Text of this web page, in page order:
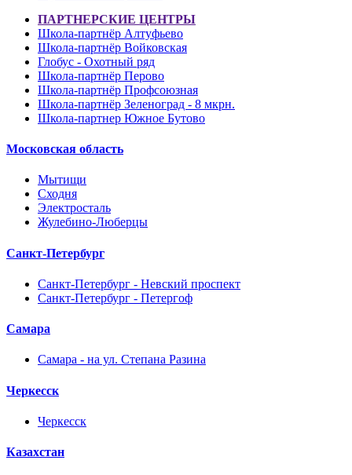
ПАРТНЕРСКИЕ ЦЕНТРЫ
Школа-партнёр Алтуфьево
Школа-партнёр Войковская
Глобус - Охотный ряд
Школа-партнёр Перово
Школа-партнёр Профсоюзная
Школа-партнёр Зеленоград - 8 мкрн.
Школа-партнер Южное Бутово
Московская область
Мытищи
Сходня
Электросталь
Жулебино-Люберцы
Санкт-Петербург
Санкт-Петербург - Невский проспект
Санкт-Петербург - Петергоф
Самара
Самара - на ул. Степана Разина
Черкесск
Черкесск
Казахстан